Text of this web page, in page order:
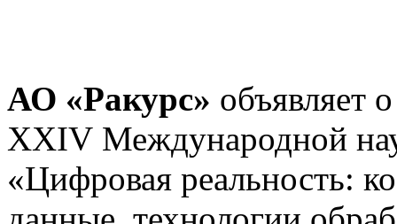
АО «Ракурс» объявляет
XXIV Международной
«Цифровая реальность: